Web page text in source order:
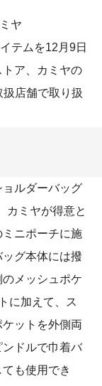
ヤ
テムを12月9日
ア、カミヤの
店舗で取り扱
ルダーバッグ
カミヤが得意と
ニポーチに施
グ本体には撥
メッシュポケ
に加えて、ス
ットを外側両
ドルで巾着バ
も使用でき